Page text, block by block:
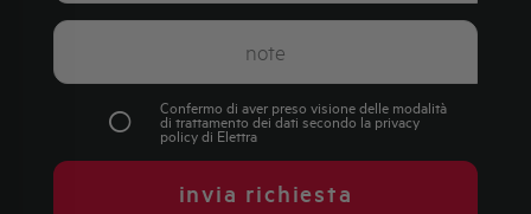
Confermo di aver preso visione delle modalità
di trattamento dei dati secondo la privacy
policydi Elettra
invia richiesta